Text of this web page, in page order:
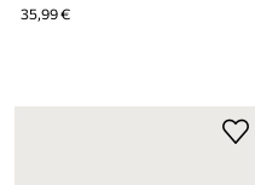
35,99 €